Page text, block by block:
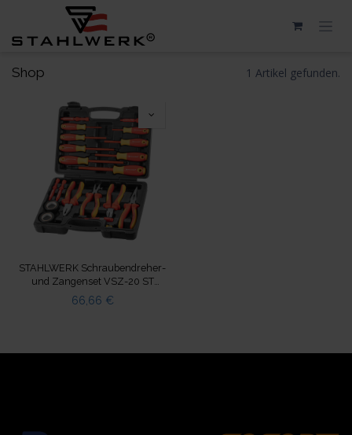
Zum Inhalt springen
Shop 1 Artikel gefunden.
STAHLWERK Schraubendreher-
und Zangenset VSZ-20 ST
20teilig VDE 1000V isoliert
66,66 €